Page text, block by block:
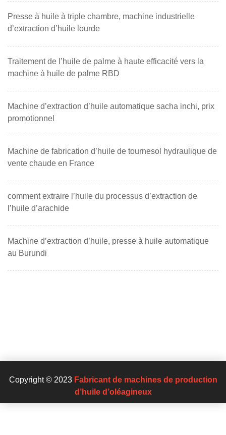
Presse à huile à triple chambre, machine industrielle
d’extraction d’huile lourde
Traitement de l’huile de palme à haute efficacité vers la
machine à huile de palme RBD
Machine d’extraction d’huile automatique sacha inchi, prix
promotionnel
Machine de fabrication d’huile de tournesol hydraulique de
vente chaude en France
comment extraire l’huile du processus d’extraction de
l’huile d’arachide
Machine d’extraction d’huile, presse à huile automatique
au Burundi
Copyright © 2023 Fabricant de machines de production
d’huile d’oléagineux